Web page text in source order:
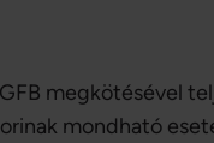
megkötésével
mondható